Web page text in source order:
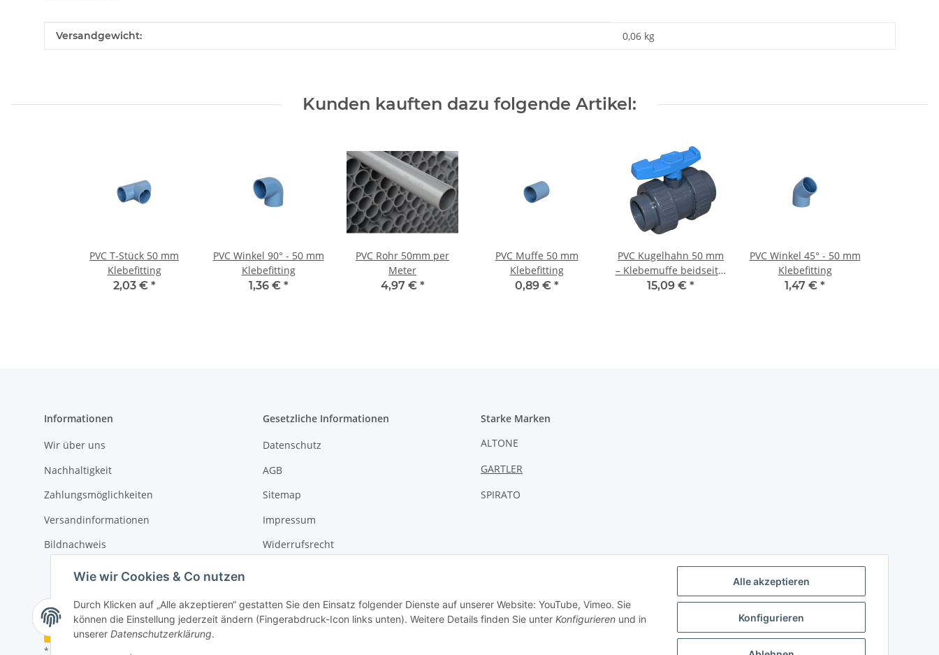
Alle akzeptieren
Konfigurieren
Wie wir Cookies & Co nutzen
Durch Klicken auf „Alle akzeptieren“ gestatten Sie den Einsatz folgender Dienste auf unserer Website: YouTube, Vimeo. Sie
können die Einstellung jederzeit ändern (Fingerabdruck-Icon links unten). Weitere Details finden Sie unter Konfigurieren und in
unserer Datenschutzerklärung.
Produkteigenschaft
Wert
Versandgewicht: 0,06 kg
Kunden kauften dazu folgende Artikel:
PVC T-Stück 50 mm
Klebefitting
2,03 € *
PVC Winkel 90° - 50 mm
Klebefitting
1,36 € *
PVC Rohr 50mm per
Meter
4,97 € *
PVC Muffe 50 mm
Klebefitting
0,89 € *
PVC Kugelhahn 50 mm
– Klebemuffe beidseitig
mit
15,09 € *
PVC Winkel 45° - 50 mm
Klebefitting
1,47 € *
Informationen
Wir über uns
Nachhaltigkeit
Zahlungsmöglichkeiten
Versandinformationen
Bildnachweis
Gesetzliche Informationen
Datenschutz
AGB
Sitemap
Impressum
Widerrufsrecht
Starke Marken
ALTONE
GARTLER
SPIRATO
Vertrag widerrufen
* Alle Preise inkl. gesetzlicher USt., zzgl.